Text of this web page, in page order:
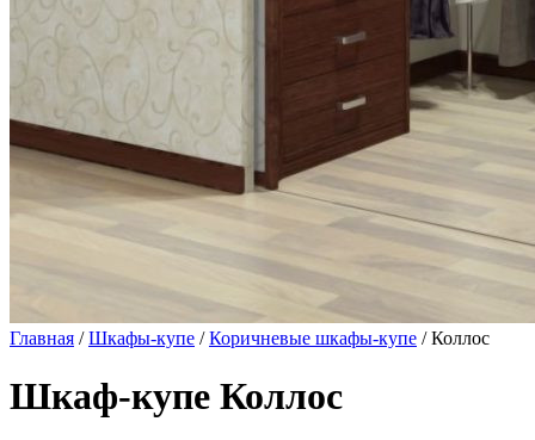
Главная /Шкафы-купе /Коричневые шкафы-купе / Коллос
Шкаф-купе Коллос